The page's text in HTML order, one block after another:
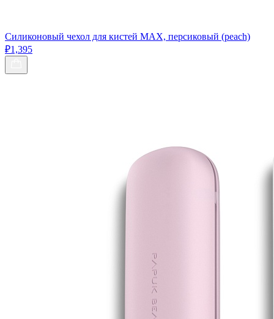
Силиконовый чехол для кистей МАХ, персиковый (peach)
₽1,395